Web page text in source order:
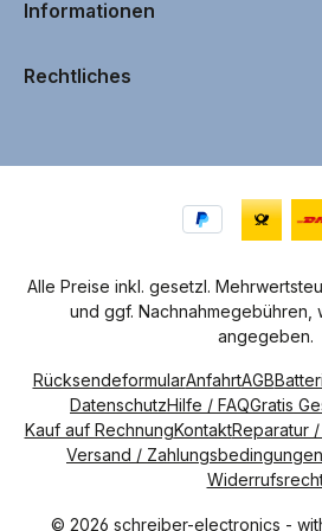
e
g
b
Informationen
Rechtliches
Alle Preise inkl. gesetzl.
und ggf. Nachnahmegebühren,
angegeben.
© 2026 schreiber-electronics -
RücksendeformularAnfahrtAGB
DatenschutzHilfe / FAQGratis
Kauf auf RechnungKontaktReparatur
Versand / Zahlungsbedingungen